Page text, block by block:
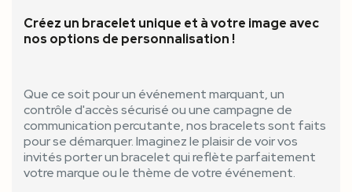
Créez un bracelet unique et à votre image avec
nos options de personnalisation !
Que ce soit pour un événement marquant, un
contrôle d'accès sécurisé ou une campagne de
communication percutante, nos bracelets sont faits
pour se démarquer. Imaginez le plaisir de voir vos
invités porter un bracelet qui reflète parfaitement
votre marque ou le thème de votre événement.